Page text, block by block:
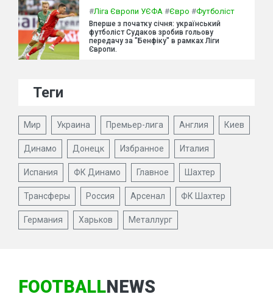
#Ліга Європи УЄФА #Євро #Футболіст
Вперше з початку січня: український
футболіст Судаков зробив гольову
передачу за "Бенфіку" в рамках Ліги
Європи.
Теги
Мир Украина Премьер-лига Англия Киев
Динамо Донецк Избранное Италия
Испания ФК Динамо Главное Шахтер
Трансферы Россия Арсенал ФК Шахтер
Германия Харьков Металлург
FOOTBALLNEWS